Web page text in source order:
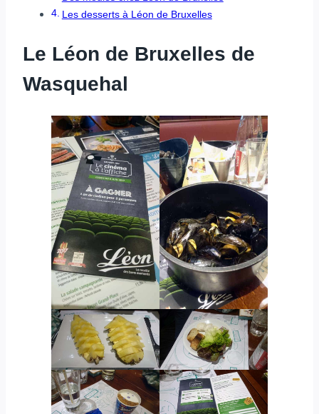
Les desserts à Léon de Bruxelles
Le Léon de Bruxelles de
Wasquehal